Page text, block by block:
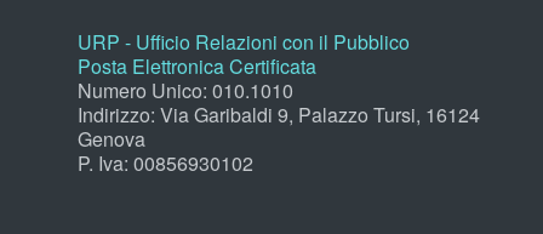
URP - Ufficio Relazioni con il Pubblico
Posta Elettronica Certificata
Numero Unico: 010.1010
Indirizzo: Via Garibaldi 9, Palazzo Tursi, 16124
Genova
P. Iva: 00856930102